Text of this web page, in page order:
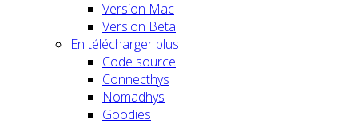
Version Mac
Version Beta
En télécharger plus
Code source
Connecthys
Nomadhys
Goodies